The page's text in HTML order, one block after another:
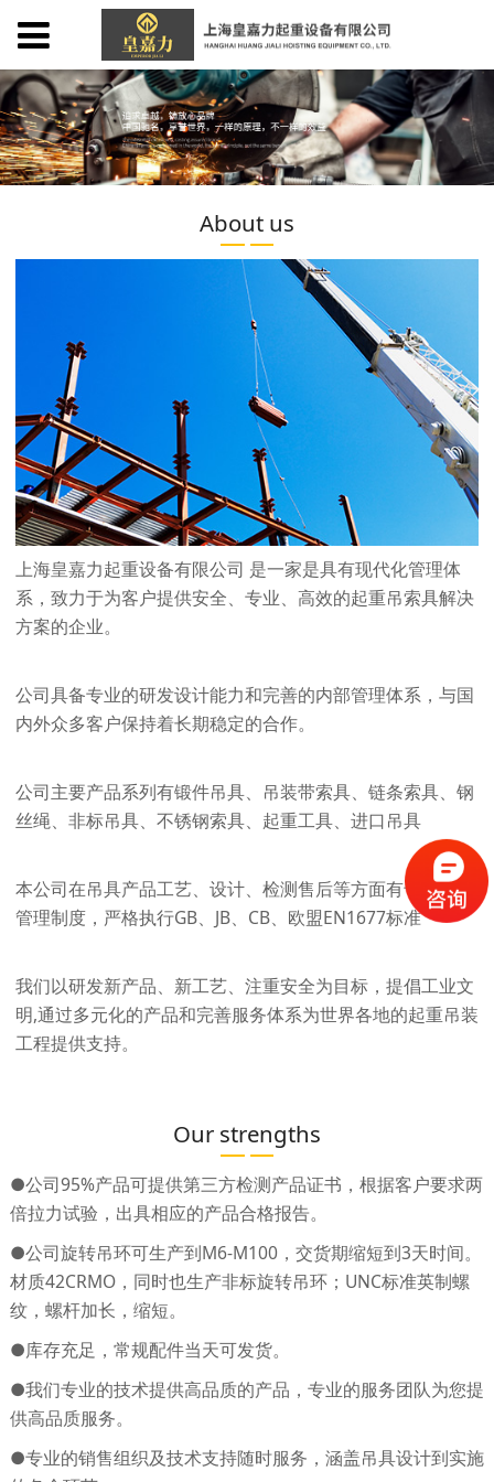
About us
上海皇嘉力起重设备有限公司 是一家是具有现代化管理体
系，致力于为客户提供安全、专业、高效的起重吊索具解决
方案的企业。
公司具备专业的研发设计能力和完善的内部管理体系，与国
内外众多客户保持着长期稳定的合作。
公司主要产品系列有锻件吊具、吊装带索具、链条索具、钢
丝绳、非标吊具、不锈钢索具、起重工具、进口吊具
本公司在吊具产品工艺、设计、检测售后等方面有专业化的
管理制度，严格执行GB、JB、CB、欧盟EN1677标准
我们以研发新产品、新工艺、注重安全为目标，提倡工业文
明,通过多元化的产品和完善服务体系为世界各地的起重吊装
工程提供支持。
Our strengths
●公司95%产品可提供第三方检测产品证书，根据客户要求两
倍拉力试验，出具相应的产品合格报告。
●公司旋转吊环可生产到M6-M100，交货期缩短到3天时间。
材质42CRMO，同时也生产非标旋转吊环；UNC标准英制螺
纹，螺杆加长，缩短。
●库存充足，常规配件当天可发货。
●我们专业的技术提供高品质的产品，专业的服务团队为您提
供高品质服务。
●专业的销售组织及技术支持随时服务，涵盖吊具设计到实施